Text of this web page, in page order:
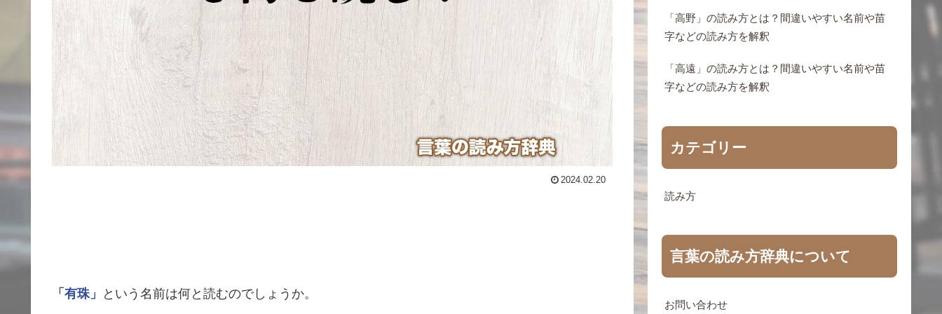
2024.02.20
「有珠」 という名前は何と読むのでしょうか。
「高野」の読み方とは？間違いやすい名前や苗
字などの読み方を解釈
「高遠」の読み方とは？間違いやすい名前や苗
字などの読み方を解釈
カテゴリー
読み方
言葉の読み方辞典について
お問い合わせ